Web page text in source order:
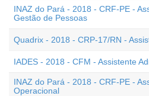
INAZ do Pará - 2018 - CRF-PE -
Gestão de Pessoas
Quadrix - 2018 - CRP-17/RN -
IADES - 2018 - CFM - Assistente
INAZ do Pará - 2018 - CRF-PE -
Operacional